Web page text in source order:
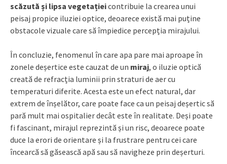
scăzută și lipsa vegetațieicontribuie la crearea unui
peisaj propice iluziei optice, deoarece există mai puține
obstacole vizuale care să împiedice percepția mirajului.
În concluzie, fenomenul în care apa pare mai aproape în
zonele deșertice este cauzat de un miraj, o iluzie optică
creată de refracția luminii prin straturi de aer cu
temperaturi diferite. Acesta este un efect natural, dar
extrem de înșelător, care poate face ca un peisaj deșertic să
pară mult mai ospitalier decât este în realitate. Deși poate
fi fascinant, mirajul reprezintă și un risc, deoarece poate
duce la erori de orientare și la frustrare pentru cei care
încearcă să găsească apă sau să navigheze prin deșerturi.